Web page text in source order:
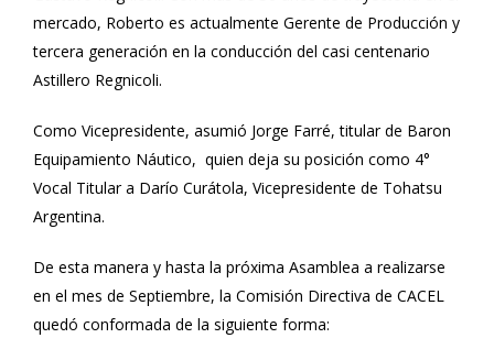
mercado, Roberto es actualmente Gerente de Producción y
tercera generación en la conducción del casi centenario
Astillero Regnicoli.
Como Vicepresidente, asumió Jorge Farré, titular de Baron
Equipamiento Náutico, quien deja su posición como 4°
Vocal Titular a Darío Curátola, Vicepresidente de Tohatsu
Argentina.
De esta manera y hasta la próxima Asamblea a realizarse
en el mes de Septiembre, la Comisión Directiva de CACEL
quedó conformada de la siguiente forma: